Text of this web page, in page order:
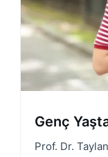
Genç
Prof. Dr.